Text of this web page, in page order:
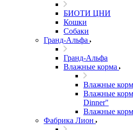
БИОТИ ЦНИ
Кошки
Собаки
Гранд-Альфа
Гранд-Альфа
Влажные корма
Влажные
Влажные
Dinner"
Влажные
Фабрика Лион